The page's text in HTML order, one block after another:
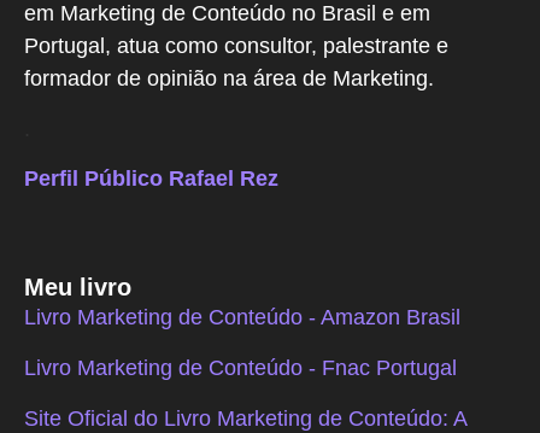
em Marketing de Conteúdo no Brasil e em
Portugal, atua como consultor, palestrante e
formador de opinião na área de Marketing.
Perfil Público Rafael Rez
Meu livro
Livro Marketing de Conteúdo - Amazon Brasil
Livro Marketing de Conteúdo - Fnac Portugal
Site Oficial do Livro Marketing de Conteúdo: A